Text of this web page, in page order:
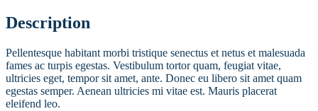
Description
Pellentesque habitant morbi tristique senectus et netus et malesuada
fames ac turpis egestas. Vestibulum tortor quam, feugiat vitae,
ultricies eget, tempor sit amet, ante. Donec eu libero sit amet quam
egestas semper. Aenean ultricies mi vitae est. Mauris placerat
eleifend leo.